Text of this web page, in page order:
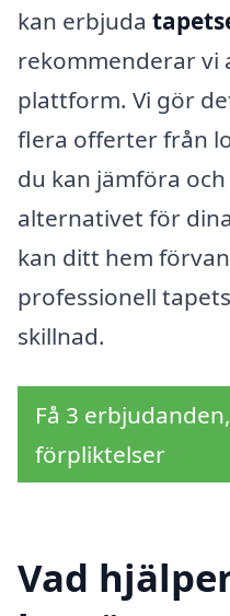
kan erbjuda
rekommenderar vi
plattform. Vi gör
flera offerter från
du kan jämföra
alternativet för
kan ditt hem
professionell
skillnad.
Få 3
förpliktelser
Vad